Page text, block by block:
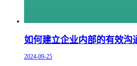
如何建立企业内部的有效沟
2024-09-25